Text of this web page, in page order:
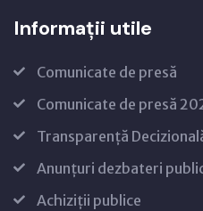
Informații utile
Comunicate de presă
Comunicate de presă
Transparență
Anunțuri dezbateri
Achiziții publice